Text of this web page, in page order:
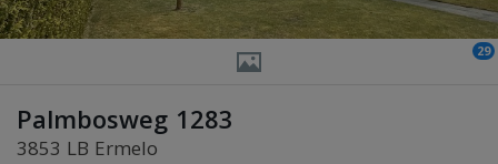
29
Palmbosweg 1283
3853 LB Ermelo